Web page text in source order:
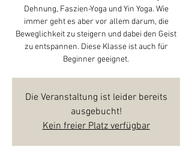
Dehnung, Faszien-Yoga und Yin Yoga. Wie
immer geht es aber vor allem darum, die
Beweglichkeit zu steigern und dabei den Geist
zu entspannen. Diese Klasse ist auch für
Beginner geeignet.
Die Veranstaltung ist leider bereits
ausgebucht!
Kein freier Platz verfügbar